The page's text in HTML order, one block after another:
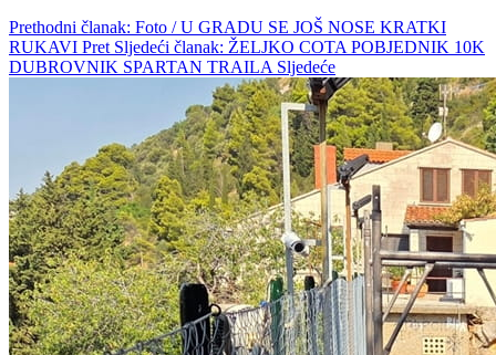
Prethodni članak: Foto / U GRADU SE JOŠ NOSE KRATKI
RUKAVI Pret Sljedeći članak: ŽELJKO COTA POBJEDNIK 10K
DUBROVNIK SPARTAN TRAILA Sljedeće